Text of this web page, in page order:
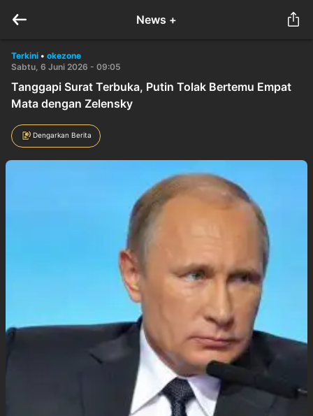
News +
Terkini • okezone
Sabtu, 6 Juni 2026 - 09:05
Tanggapi Surat Terbuka, Putin Tolak Bertemu Empat
Mata dengan Zelensky
Dengarkan Berita